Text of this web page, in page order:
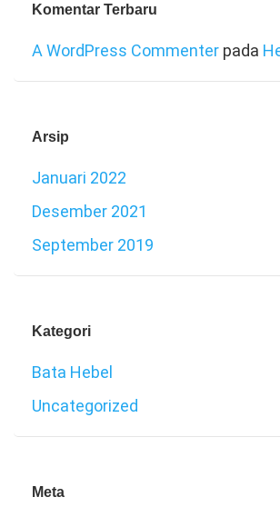
Komentar Terbaru
A WordPress Commenter pada
Arsip
Januari 2022
Desember 2021
September 2019
Kategori
Bata Hebel
Uncategorized
Meta